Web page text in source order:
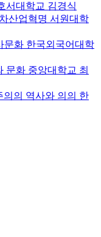
서대학교 김경식
산업혁명 서원대학
문화 한국외국어대학
문화 중앙대학교 최
의 역사와 의의 한